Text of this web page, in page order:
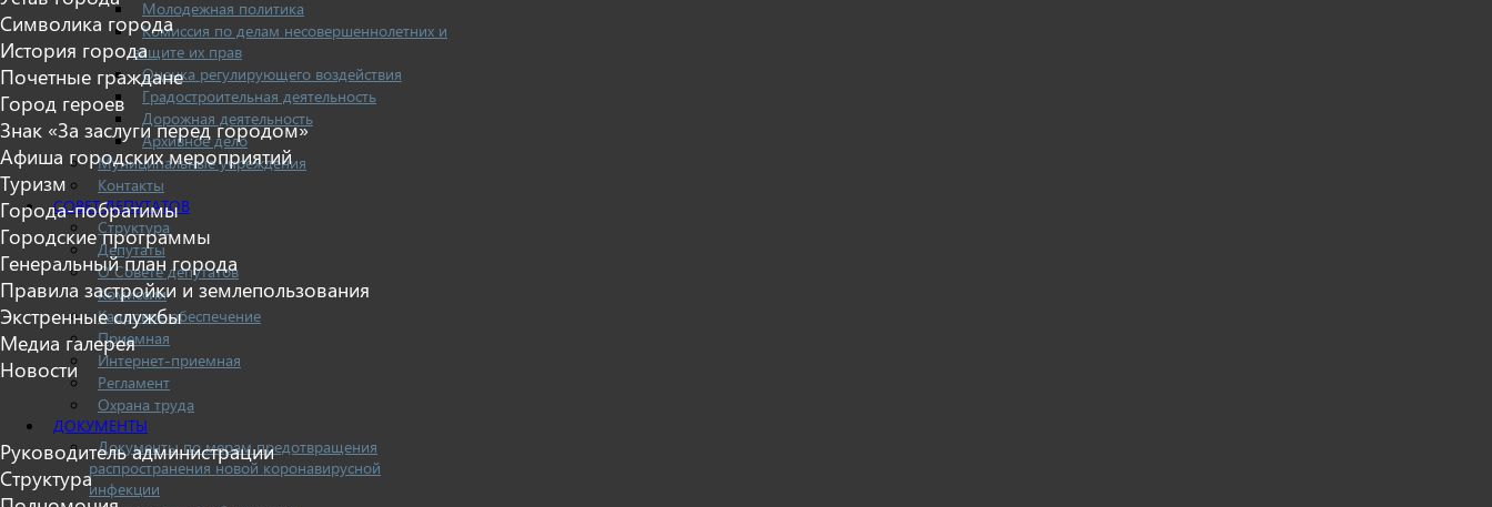
Молодежная политика
Комиссия по делам несовершеннолетних и
защите их прав
Оценка регулирующего воздействия
Градостроительная деятельность
Дорожная деятельность
Архивное дело
Муниципальные учреждения
Контакты
СОВЕТ ДЕПУТАТОВ
Структура
Депутаты
О Совете депутатов
Комиссии
Кадровое обеспечение
Приемная
Интернет-приемная
Регламент
Охрана труда
ДОКУМЕНТЫ
Документы по мерам предотвращения
распространения новой коронавирусной
инфекции
Символика города
История города
Почетные граждане
Город героев
Знак «За заслуги перед городом»
Афиша городских мероприятий
Туризм
Города-побратимы
Городские программы
Генеральный план города
Правила застройки и землепользования
Экстренные службы
Медиа галерея
Новости
Руководитель администрации
Структура